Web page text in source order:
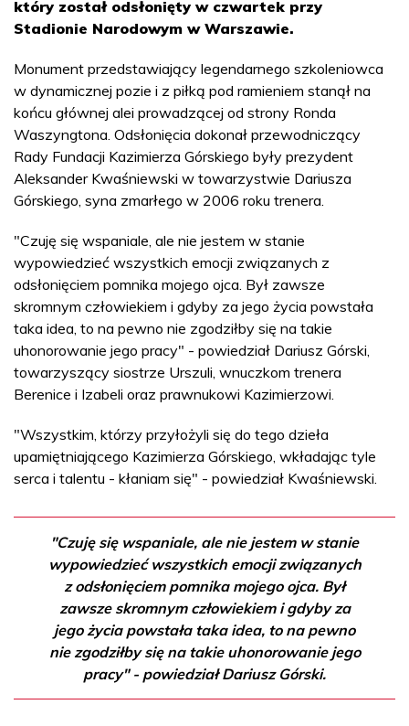
który został odsłonięty w czwartek przy
Stadionie Narodowym w Warszawie.
Monument przedstawiający legendarnego szkoleniowca
w dynamicznej pozie i z piłką pod ramieniem stanął na
końcu głównej alei prowadzącej od strony Ronda
Waszyngtona. Odsłonięcia dokonał przewodniczący
Rady Fundacji Kazimierza Górskiego były prezydent
Aleksander Kwaśniewski w towarzystwie Dariusza
Górskiego, syna zmarłego w 2006 roku trenera.
"Czuję się wspaniale, ale nie jestem w stanie
wypowiedzieć wszystkich emocji związanych z
odsłonięciem pomnika mojego ojca. Był zawsze
skromnym człowiekiem i gdyby za jego życia powstała
taka idea, to na pewno nie zgodziłby się na takie
uhonorowanie jego pracy" - powiedział Dariusz Górski,
towarzyszący siostrze Urszuli, wnuczkom trenera
Berenice i Izabeli oraz prawnukowi Kazimierzowi.
"Wszystkim, którzy przyłożyli się do tego dzieła
upamiętniającego Kazimierza Górskiego, wkładając tyle
serca i talentu - kłaniam się" - powiedział Kwaśniewski.
"Czuję się wspaniale, ale nie jestem w stanie
wypowiedzieć wszystkich emocji związanych
z odsłonięciem pomnika mojego ojca. Był
zawsze skromnym człowiekiem i gdyby za
jego życia powstała taka idea, to na pewno
nie zgodziłby się na takie uhonorowanie jego
pracy" - powiedział Dariusz Górski.